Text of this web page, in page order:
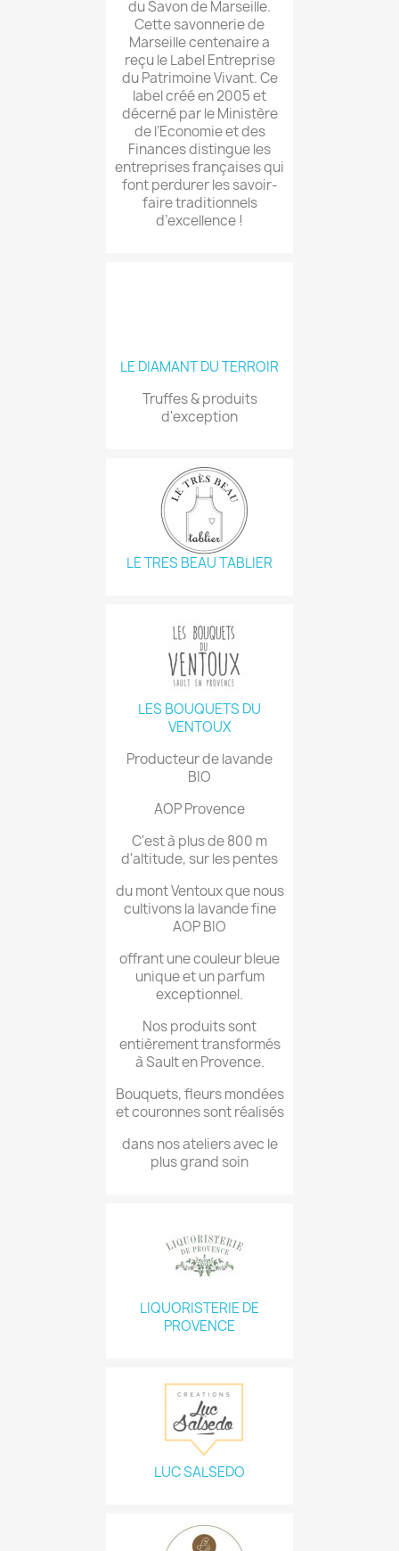
du Savon de Marseille.
Cette savonnerie de
Marseille centenaire a
reçu le Label Entreprise
du Patrimoine Vivant. Ce
label créé en 2005 et
décerné par le Ministère
de l’Economie et des
Finances distingue les
entreprises françaises qui
font perdurer les savoir-
faire traditionnels
d’excellence !
LE DIAMANT DU TERROIR
Truffes & produits
d'exception
LE TRES BEAU TABLIER
LES BOUQUETS DU
VENTOUX
Producteur de lavande
BIO
AOP Provence
C'est à plus de 800 m
d'altitude, sur les pentes
du mont Ventoux que nous
cultivons la lavande fine
AOP BIO
offrant une couleur bleue
unique et un parfum
exceptionnel.
Nos produits sont
entièrement transformés
à Sault en Provence.
Bouquets, fleurs mondées
et couronnes sont réalisés
dans nos ateliers avec le
plus grand soin
LIQUORISTERIE DE
PROVENCE
LUC SALSEDO